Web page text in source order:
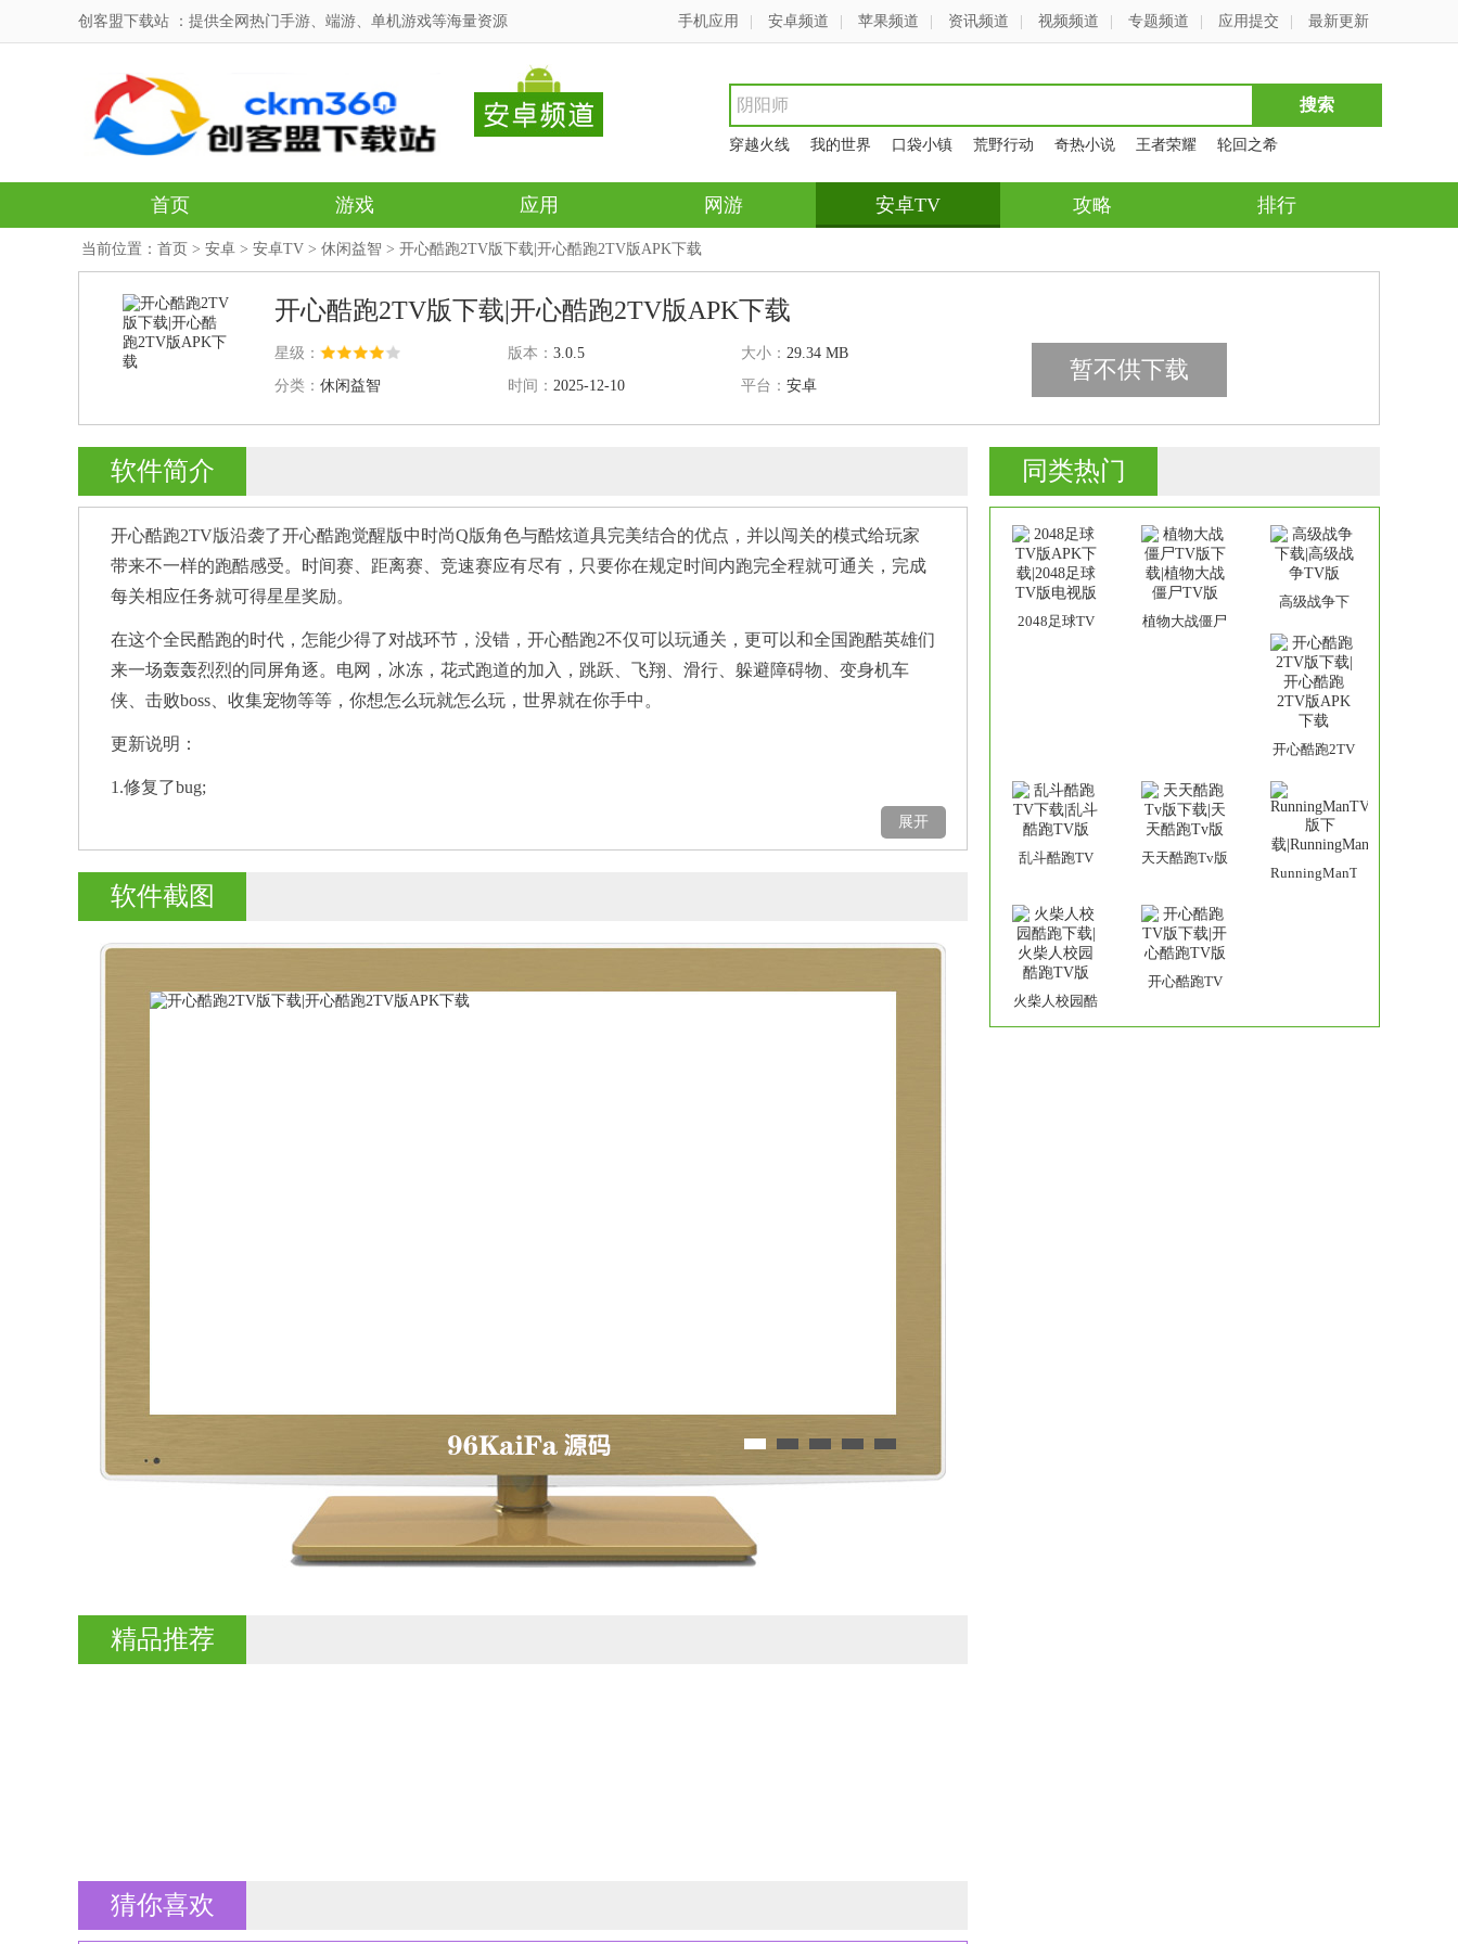
创客盟下载站 ：提供全网热门手游、端游、单机游戏等海量资源 手机应用 安卓频道 苹果频道 资讯频道 视频频道 专题频道 应用提交 最新更新
穿越火线 我的世界 口袋小镇 荒野行动 奇热小说 王者荣耀 轮回之希
首页 游戏 应用 网游 安卓TV 攻略 排行
当前位置： 首页 > 安卓 > 安卓TV > 休闲益智 > 开心酷跑2TV版下载|开心酷跑2TV版APK下载
开心酷跑2TV版下载|开心酷跑2TV版APK下载
星级： 版本： 3.0.5 大小： 29.34 MB
分类： 休闲益智 时间： 2025-12-10 平台： 安卓
暂不供下载
软件简介
开心酷跑2TV版沿袭了开心酷跑觉醒版中时尚Q版角色与酷炫道具完美结合的优点，并以闯关的模式给玩家
带来不一样的跑酷感受。时间赛、距离赛、竞速赛应有尽有，只要你在规定时间内跑完全程就可通关，完成
每关相应任务就可得星星奖励。
在这个全民酷跑的时代，怎能少得了对战环节，没错，开心酷跑2不仅可以玩通关，更可以和全国跑酷英雄们
来一场轰轰烈烈的同屏角逐。电网，冰冻，花式跑道的加入，跳跃、飞翔、滑行、躲避障碍物、变身机车
侠、击败boss、收集宠物等等，你想怎么玩就怎么玩，世界就在你手中。
更新说明：
1.修复了bug;
展开
软件截图
精品推荐
猜你喜欢
同类热门
2048足球TV
植物大战僵尸
高级战争下
TV版
开心酷跑2TV
酷跑2TV版
APK下载
乱斗酷跑TV
跑TV版
天天酷跑Tv版
跑Tv版
RunningManTV
火柴人校园酷
跑下载|火柴
开心酷跑TV
酷跑TV版